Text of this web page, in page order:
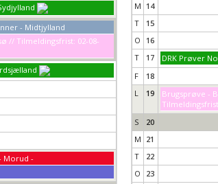
- Midtjylland
// Tilmeldingsfrist: 02-08-
Morud -
M 14
T
15
O
16
T
17
DRK Prøver
F
18
L
19
Brugsprøve -
S
20
M 21
T
22
O
23